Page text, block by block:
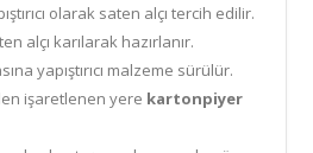
olarak saten alçı tercih edilir.
alçı karılarak hazırlanır.
yapıştırıcı malzeme sürülür.
işaretlenen yere kartonpiyer